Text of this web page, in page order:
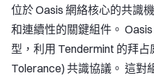
位於 Oasis 網絡核心的共識
和連續性的關鍵組件。
型，利用 Tendermint 的拜
Tolerance) 共識協議。 這對